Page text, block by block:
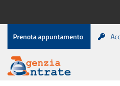
contenuto
Menu
di
servizio
Prenota appuntamento